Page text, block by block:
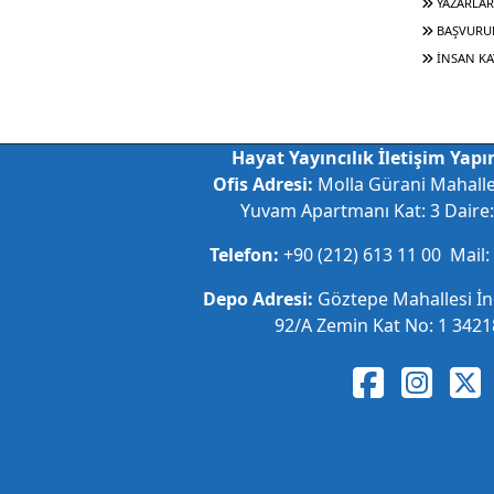
İNSAN
Hayat Yayıncılık İletişim
Ofis Adresi: Molla Gürani
Yuvam Apartmanı Kat: 3
Telefon: +90 (212) 613 11 00
Depo Adresi: Göztepe Mahallesi
92/A Zemin Kat No: 1